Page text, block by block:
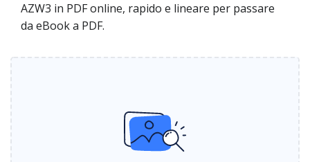
AZW3 in PDF online, rapido e lineare per passare
da eBook a PDF.